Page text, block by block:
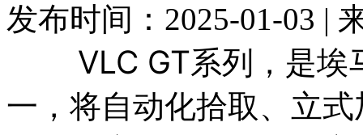
发布时间：2025-01-03 |
VLC GT系列，是埃
一，将自动化拾取、立